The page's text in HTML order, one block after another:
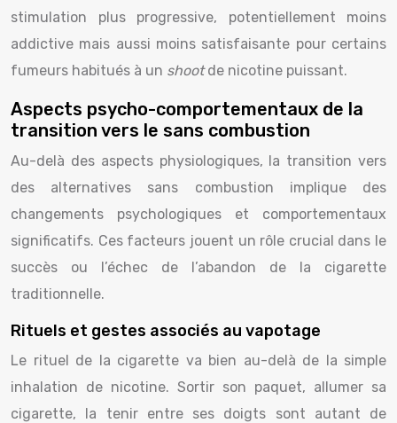
stimulation plus progressive, potentiellement moins
addictive mais aussi moins satisfaisante pour certains
fumeurs habitués à un shootde nicotine puissant.
Aspects psycho-comportementaux de la
transition vers le sans combustion
Au-delà des aspects physiologiques, la transition vers
des alternatives sans combustion implique des
changements psychologiques et comportementaux
significatifs. Ces facteurs jouent un rôle crucial dans le
succès ou l’échec de l’abandon de la cigarette
traditionnelle.
Rituels et gestes associés au vapotage
Le rituel de la cigarette va bien au-delà de la simple
inhalation de nicotine. Sortir son paquet, allumer sa
cigarette, la tenir entre ses doigts sont autant de